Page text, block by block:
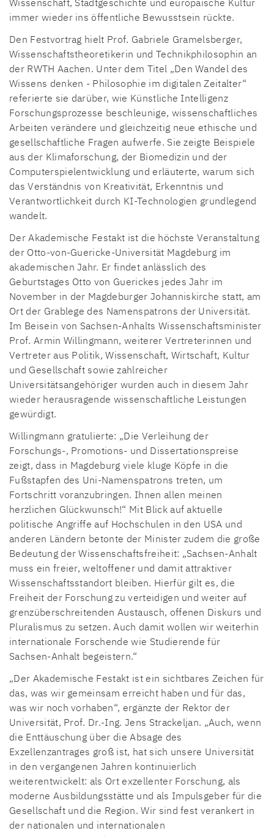
Wissenschaft, Stadtgeschichte und europäische Kultur
immer wieder ins öffentliche Bewusstsein rückte.
Den Festvortrag hielt Prof. Gabriele Gramelsberger,
Wissenschaftstheoretikerin und Technikphilosophin an
der RWTH Aachen. Unter dem Titel „Den Wandel des
Wissens denken - Philosophie im digitalen Zeitalter“
referierte sie darüber, wie Künstliche Intelligenz
Forschungsprozesse beschleunige, wissenschaftliches
Arbeiten verändere und gleichzeitig neue ethische und
gesellschaftliche Fragen aufwerfe. Sie zeigte Beispiele
aus der Klimaforschung, der Biomedizin und der
Computerspielentwicklung und erläuterte, warum sich
das Verständnis von Kreativität, Erkenntnis und
Verantwortlichkeit durch KI-Technologien grundlegend
wandelt.
Der Akademische Festakt ist die höchste Veranstaltung
der Otto-von-Guericke-Universität Magdeburg im
akademischen Jahr. Er findet anlässlich des
Geburtstages Otto von Guerickes jedes Jahr im
November in der Magdeburger Johanniskirche statt, am
Ort der Grablege des Namenspatrons der Universität.
Im Beisein von Sachsen-Anhalts Wissenschaftsminister
Prof. Armin Willingmann, weiterer Vertreterinnen und
Vertreter aus Politik, Wissenschaft, Wirtschaft, Kultur
und Gesellschaft sowie zahlreicher
Universitätsangehöriger wurden auch in diesem Jahr
wieder herausragende wissenschaftliche Leistungen
gewürdigt.
Willingmann gratulierte: „Die Verleihung der
Forschungs-, Promotions- und Dissertationspreise
zeigt, dass in Magdeburg viele kluge Köpfe in die
Fußstapfen des Uni-Namenspatrons treten, um
Fortschritt voranzubringen. Ihnen allen meinen
herzlichen Glückwunsch!“ Mit Blick auf aktuelle
politische Angriffe auf Hochschulen in den USA und
anderen Ländern betonte der Minister zudem die große
Bedeutung der Wissenschaftsfreiheit: „Sachsen-Anhalt
muss ein freier, weltoffener und damit attraktiver
Wissenschaftsstandort bleiben. Hierfür gilt es, die
Freiheit der Forschung zu verteidigen und weiter auf
grenzüberschreitenden Austausch, offenen Diskurs und
Pluralismus zu setzen. Auch damit wollen wir weiterhin
internationale Forschende wie Studierende für
Sachsen-Anhalt begeistern.“
„Der Akademische Festakt ist ein sichtbares Zeichen für
das, was wir gemeinsam erreicht haben und für das,
was wir noch vorhaben“, ergänzte der Rektor der
Universität, Prof. Dr.-Ing. Jens Strackeljan. „Auch, wenn
die Enttäuschung über die Absage des
Exzellenzantrages groß ist, hat sich unsere Universität
in den vergangenen Jahren kontinuierlich
weiterentwickelt: als Ort exzellenter Forschung, als
moderne Ausbildungsstätte und als Impulsgeber für die
Gesellschaft und die Region. Wir sind fest verankert in
der nationalen und internationalen